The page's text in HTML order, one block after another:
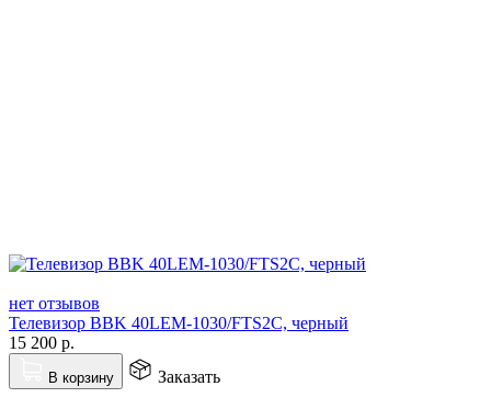
нет отзывов
Телевизор BBK 40LEM-1030/FTS2C, черный
15 200 р.
В корзину Заказать